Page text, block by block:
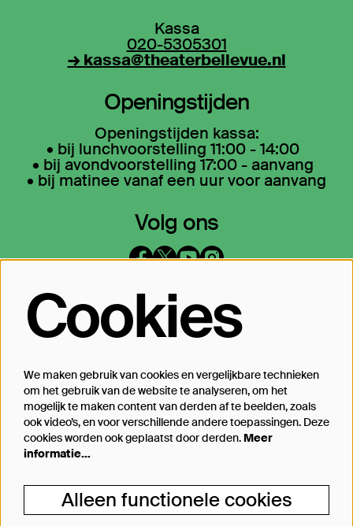
Kassa
020-5305301
→ kassa@theaterbellevue.nl
Openingstijden
Openingstijden kassa:
• bij lunchvoorstelling 11:00 - 14:00
• bij avondvoorstelling 17:00 - aanvang
• bij matinee vanaf een uur voor aanvang
Volg ons
Op de hoogte blijven?
Inschrijven
Steun Theater Bellevue
Je kunt Theater Bellevue ook steunen, van
Cookies
We maken gebruik van cookies en vergelijkbare technieken
om het gebruik van de website te analyseren, om het
mogelijk te maken content van derden af te beelden, zoals
ook video’s, en voor verschillende andere toepassingen. Deze
cookies worden ook geplaatst door derden. Meer
informatie…
Alleen functionele cookies